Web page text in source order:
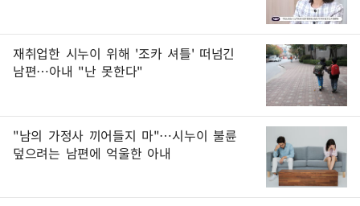
재취업한 시누이 위해 '조카 셔틀' 떠넘긴
남편…아내 "난 못한다"
"남의 가정사 끼어들지 마"…시누이 불륜
덮으려는 남편에 억울한 아내